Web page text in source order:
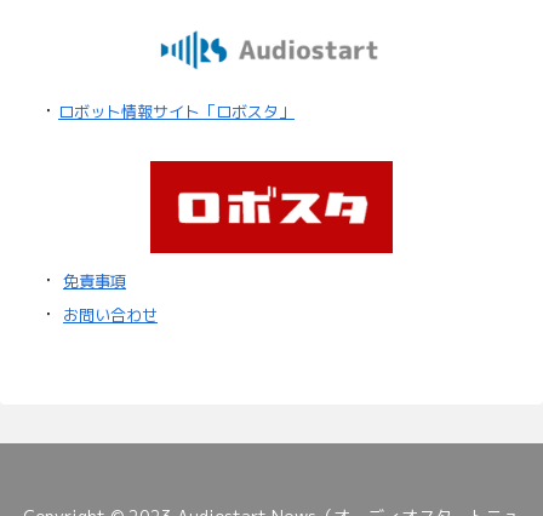
・ ロボット情報サイト「ロボスタ」
・ 免責事項
・ お問い合わせ